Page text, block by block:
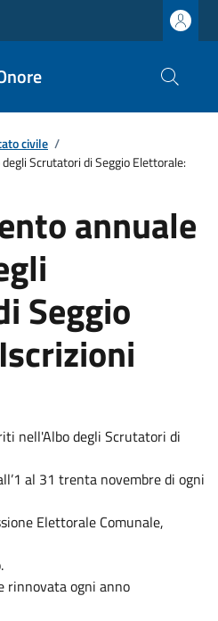
civile /
Scrutatori di Seggio Elettorale:
annuale
Seggio
nell'Albo degli Scrutatori di
al 31 trenta novembre di ogni
Elettorale Comunale,
rinnovata ogni anno